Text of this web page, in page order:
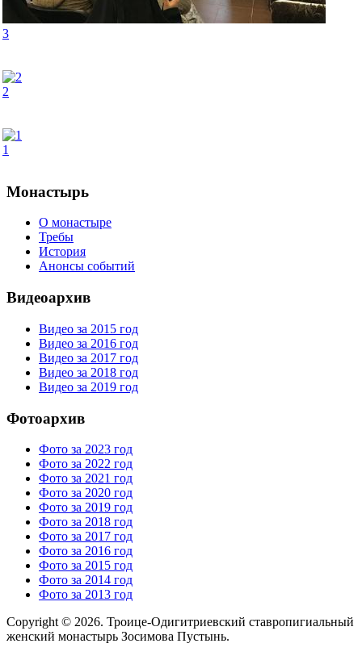
3
2
1
Монастырь
О монастыре
Требы
История
Анонсы событий
Видеоархив
Видео за 2015 год
Видео за 2016 год
Видео за 2017 год
Видео за 2018 год
Видео за 2019 год
Фотоархив
Фото за 2023 год
Фото за 2022 год
Фото за 2021 год
Фото за 2020 год
Фото за 2019 год
Фото за 2018 год
Фото за 2017 год
Фото за 2016 год
Фото за 2015 год
Фото за 2014 год
Фото за 2013 год
Copyright © 2026. Троице-Одигитриевский ставропигиальный
женский монастырь Зосимова Пустынь.